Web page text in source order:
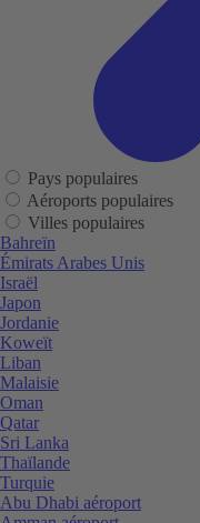
Pays populaires
Aéroports populaires
Villes populaires
Bahreïn
Émirats Arabes Unis
Israël
Japon
Jordanie
Koweït
Liban
Malaisie
Oman
Qatar
Sri Lanka
Thaïlande
Turquie
Abu Dhabi aéroport